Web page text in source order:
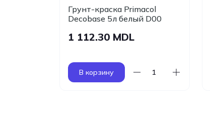
Грунт-краска Primacol
Decobase 5л белый D00
1 112.30 MDL
В корзину